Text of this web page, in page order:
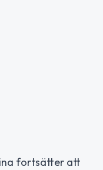
fortsätter att